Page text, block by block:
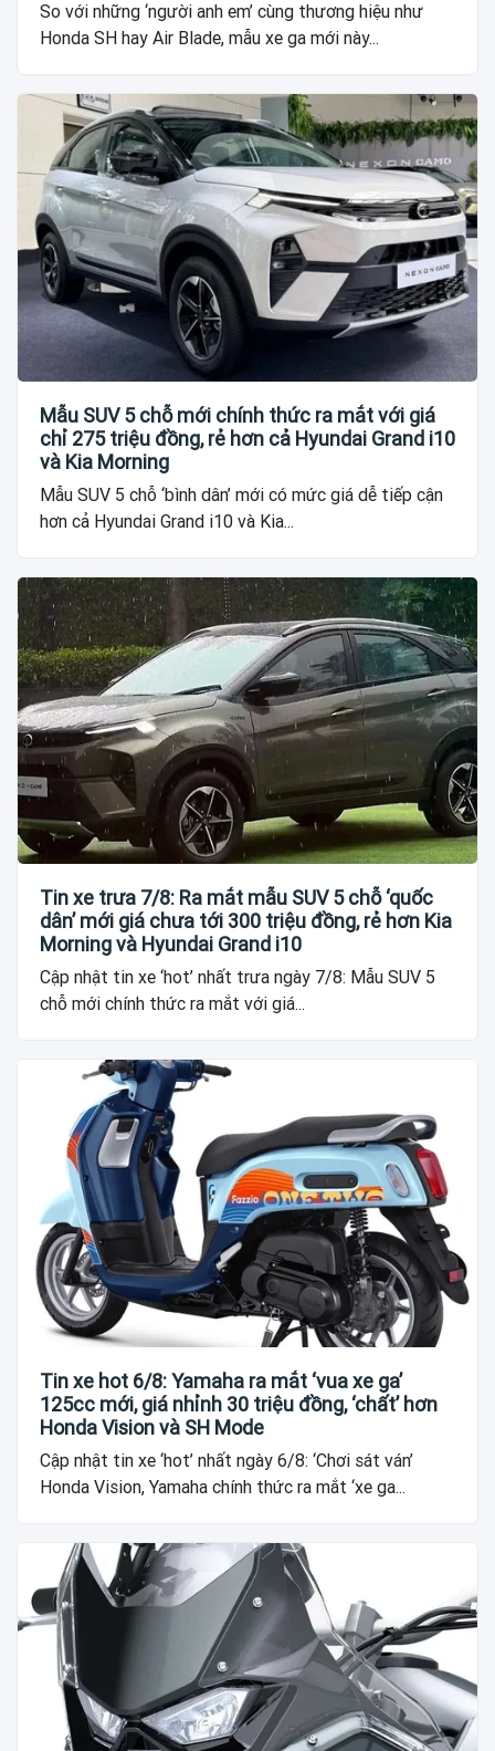
So với những ‘người anh em’ cùng thương hiệu như
Honda SH hay Air Blade, mẫu xe ga mới này...
Mẫu SUV 5 chỗ mới chính thức ra mắt với giá
chỉ 275 triệu đồng, rẻ hơn cả Hyundai Grand i10
và Kia Morning
Mẫu SUV 5 chỗ ‘bình dân’ mới có mức giá dễ tiếp cận
hơn cả Hyundai Grand i10 và Kia...
Tin xe trưa 7/8: Ra mắt mẫu SUV 5 chỗ ‘quốc
dân’ mới giá chưa tới 300 triệu đồng, rẻ hơn Kia
Morning và Hyundai Grand i10
Cập nhật tin xe ‘hot’ nhất trưa ngày 7/8: Mẫu SUV 5
chỗ mới chính thức ra mắt với giá...
Tin xe hot 6/8: Yamaha ra mắt ‘vua xe ga’
125cc mới, giá nhỉnh 30 triệu đồng, ‘chất’ hơn
Honda Vision và SH Mode
Cập nhật tin xe ‘hot’ nhất ngày 6/8: ‘Chơi sát ván’
Honda Vision, Yamaha chính thức ra mắt ‘xe ga...